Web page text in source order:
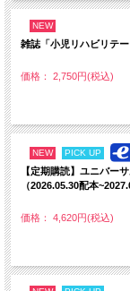
NEW
雑誌「小児リハビリテ
価格： 2,750円(税込)
NEW PICK UP
【定期購読】ユニバー
（2026.05.30配本
価格： 4,620円(税込)